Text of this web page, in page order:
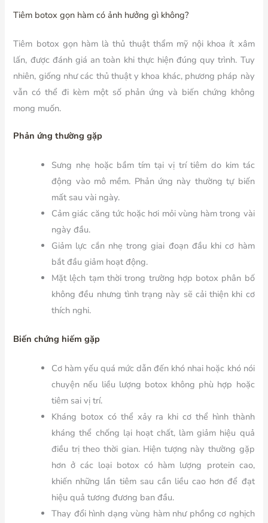
Tiêm botox gọn hàm có ảnh hưởng gì không?
Tiêm botox gọn hàm là thủ thuật thẩm mỹ nội khoa ít xâm
lấn, được đánh giá an toàn khi thực hiện đúng quy trình. Tuy
nhiên, giống như các thủ thuật y khoa khác, phương pháp này
vẫn có thể đi kèm một số phản ứng và biến chứng không
mong muốn.
Phản ứng thường gặp
Sưng nhẹ hoặc bầm tím tại vị trí tiêm do kim tác
động vào mô mềm. Phản ứng này thường tự biến
mất sau vài ngày.
Cảm giác căng tức hoặc hơi mỏi vùng hàm trong vài
ngày đầu.
Giảm lực cắn nhẹ trong giai đoạn đầu khi cơ hàm
bắt đầu giảm hoạt động.
Mặt lệch tạm thời trong trường hợp botox phân bố
không đều nhưng tình trạng này sẽ cải thiện khi cơ
thích nghi.
Biến chứng hiếm gặp
Cơ hàm yếu quá mức dẫn đến khó nhai hoặc khó nói
chuyện nếu liều lượng botox không phù hợp hoặc
tiêm sai vị trí.
Kháng botox có thể xảy ra khi cơ thể hình thành
kháng thể chống lại hoạt chất, làm giảm hiệu quả
điều trị theo thời gian. Hiện tượng này thường gặp
hơn ở các loại botox có hàm lượng protein cao,
khiến những lần tiêm sau cần liều cao hơn để đạt
hiệu quả tương đương ban đầu.
Thay đổi hình dạng vùng hàm như phồng cơ nghịch